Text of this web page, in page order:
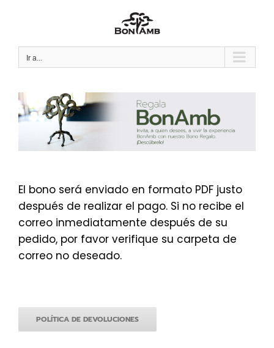
Ir a...
El bono será enviado en formato PDF justo
después de realizar el pago. Si no recibe el
correo inmediatamente después de su
pedido, por favor verifique su carpeta de
correo no deseado.
POLÍTICA DE DEVOLUCIONES